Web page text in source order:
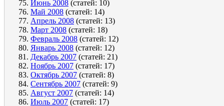
Июнь 2008 (статей: 10)
Май 2008 (статей: 14)
Апрель 2008 (статей: 13)
Март 2008 (статей: 18)
Февраль 2008 (статей: 12)
Январь 2008 (статей: 12)
Декабрь 2007 (статей: 21)
Ноябрь 2007 (статей: 17)
Октябрь 2007 (статей: 8)
Сентябрь 2007 (статей: 9)
Август 2007 (статей: 14)
Июль 2007 (статей: 17)